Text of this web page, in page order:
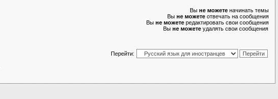
Вы не можете начинать темы
Вы не можете отвечать на сообщения
Вы не можете редактировать свои сообщения
Вы не можете удалять свои сообщения
Перейти: